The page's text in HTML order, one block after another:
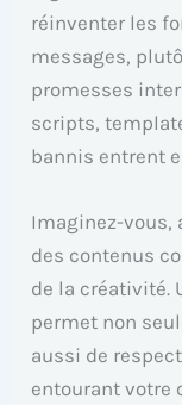
réinventer les
messages,
promesses
scripts,
bannis entrent
Imaginez-vous,
des contenus
de la créativité.
permet non
aussi de
entourant votre